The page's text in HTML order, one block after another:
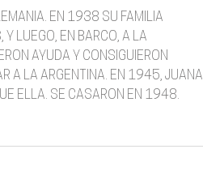
EN 1938 SU FAMILIA
LUEGO, EN BARCO, A LA
AYUDA Y CONSIGUIERON
A LA ARGENTINA. EN 1945, JUANA
ELLA. SE CASARON EN 1948.